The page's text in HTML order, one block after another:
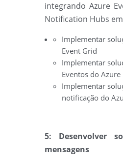
integrando Azure
Notification Hubs
Implementar
Event Grid
Implementar
Eventos do Azure
Implementar
notificação do
5: Desenvolver
mensagens